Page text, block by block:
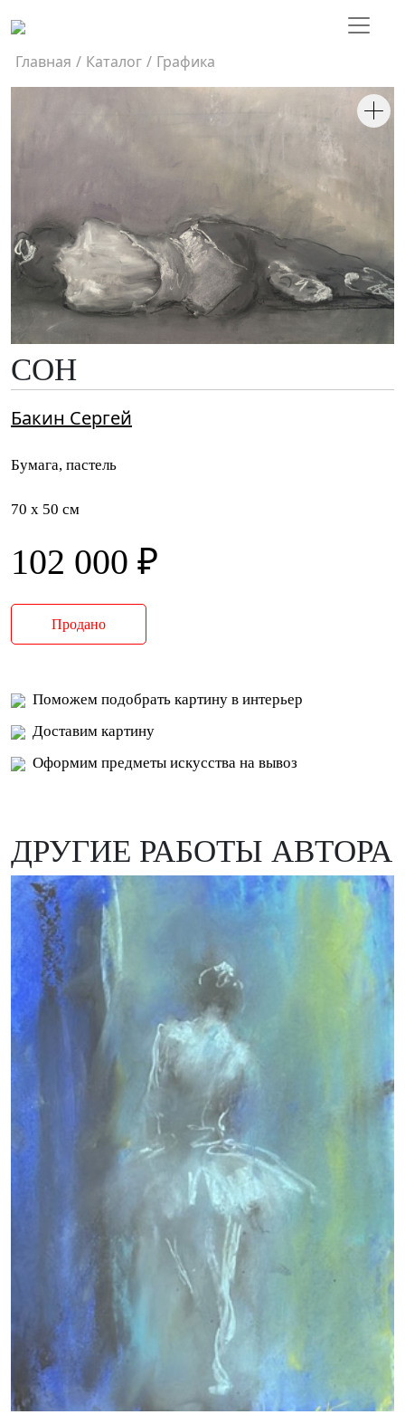
Главная / Каталог / Графика
СОН
Бакин Сергей
Бумага, пастель
70 x 50 см
102 000 ₽
Продано
Поможем подобрать картину в интерьер
Доставим картину
Оформим предметы искусства на вывоз
ДРУГИЕ РАБОТЫ АВТОРА